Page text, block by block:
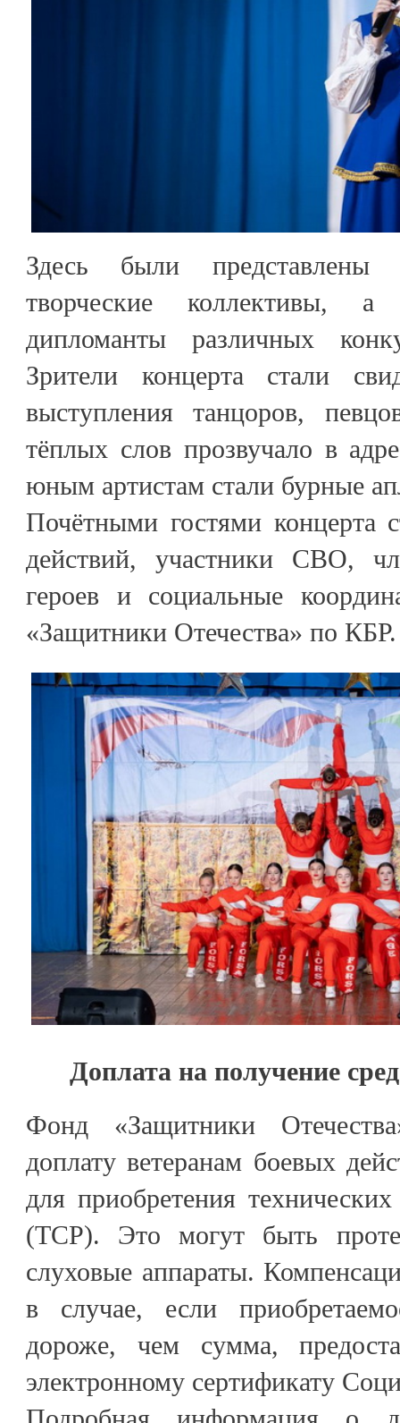
Здесь были
творческие коллективы,
дипломанты различных
Зрители концерта стали
выступления танцоров,
тёплых слов прозвучало в
юным артистам стали бурные
Почётными гостями концерта
действий, участники СВО,
героев и социальные
«Защитники Отечества» по КБР.
Доплата на получение
Фонд «Защитники
доплату ветеранам боевых
для приобретения
(ТСР). Это могут быть
слуховые аппараты.
в случае, если
дороже, чем сумма,
электронному сертификату